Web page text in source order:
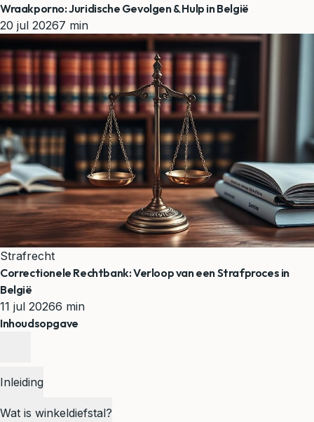
Wraakporno: Juridische Gevolgen & Hulp in België
20 jul 20267 min
Strafrecht
Correctionele Rechtbank: Verloop van een Strafproces in
België
11 jul 20266 min
Inhoudsopgave
Inleiding
Wat is winkeldiefstal?